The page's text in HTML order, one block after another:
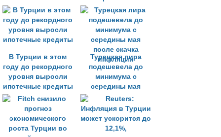
экономические
реформы 1990-х
годов
поддержать
торговцев и
ремесленников
В Турции в этом
году до рекордного
уровня выросли
ипотечные кредиты
Турецкая лира
подешевела до
минимума с
середины мая
после скачка
инфляции